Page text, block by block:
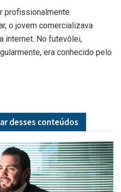
profissionalmente.
o jovem comercializava
internet. No futevôlei,
era conhecido pelo
desses conteúdos